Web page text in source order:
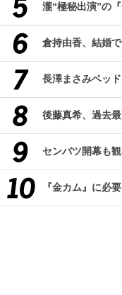
瀧“極秘出演”の
倉持由香、結婚
長澤まさみベッ
後藤真希、過去
センバツ開幕も
『金カム』に必